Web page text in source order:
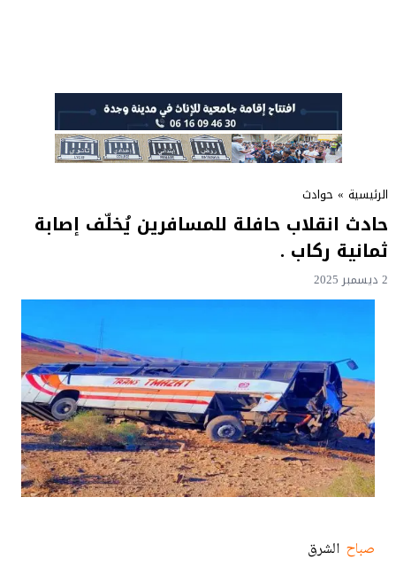
الرئيسية » حوادث
حادث انقلاب حافلة للمسافرين يُخلّف إصابة
ثمانية ركاب .
2 ديسمبر 2025
صباحالشرق